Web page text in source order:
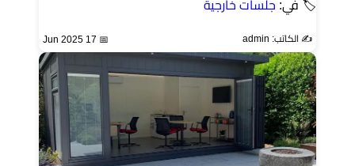
🏷 في: جلسات خارجية
✍️ الكاتب: admin 📅 17 Jun 2025